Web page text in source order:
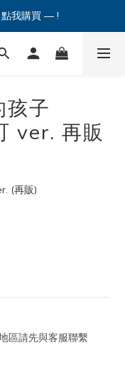
點我購買 — !
點我購買 — !
惠券！🎫
孩子
ver. 再販
(再販)
區請先與客服聯繫